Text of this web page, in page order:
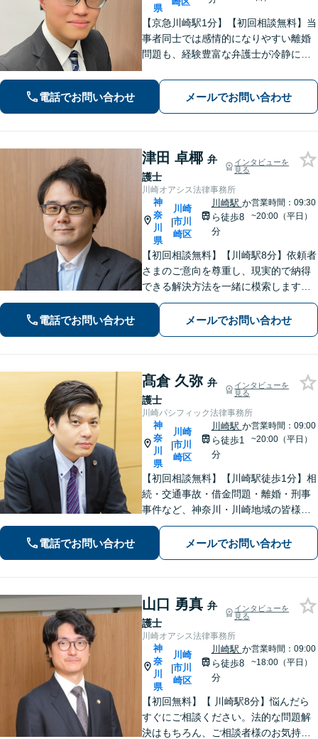
県
【京急川崎駅1分】【初回相談無料】当
事者同士では感情的になりやすい離婚
問題も、経験豊富な弁護士が冷静に解
族」に発展する前に、ぜひ私にご相談
ください。ご家族の状況を整理し、最
適な解決策を一緒に見出しましょう。
電話でお問い合わせ メールでお問い合わせ
津田 卓椰 弁
護士
インタビューを
見る
川崎オアシス法律事務所
神
奈
川
県
|
川崎
市川
崎区
川崎駅 か
ら徒歩8
分
営業時間：09:30
~20:00（平日）
【初回相談無料】【川崎駅8分】依頼者
さまのご意向を尊重し、現実的で納得
できる解決方法を一緒に模索します
【離婚問題】調停・訴訟対応に豊富な
実績あり。人生の再出発を全力で応援
いたします【借金問題】状況を整理
電話でお問い合わせ メールでお問い合わせ
髙倉 久弥 弁
護士
インタビューを
見る
川崎パシフィック法律事務所
神
奈
川
県
|
川崎
市川
崎区
川崎駅 か
ら徒歩1
分
営業時間：09:00
~20:00（平日）
【初回相談無料】【川崎駅徒歩1分】相
続・交通事故・借金問題・離婚・刑事
事件など、神奈川・川崎地域の皆様の
法律問題を解決すべく、親身になって
取り組みます。クチコミ・リピーター
の方も多数。お気軽にお問い合わせ下
電話でお問い合わせ メールでお問い合わせ
山口 勇真 弁
護士
インタビューを
見る
川崎オアシス法律事務所
神
奈
川
県
|
川崎
市川
崎区
川崎駅 か
ら徒歩8
分
営業時間：09:00
~18:00（平日）
【初回無料】【 川崎駅8分】悩んだら
すぐにご相談ください。法的な問題解
決はもちろん、ご相談者様のお気持ち